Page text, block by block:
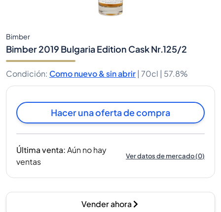
Bimber
Bimber 2019 Bulgaria Edition Cask Nr.125/2
Condición: Como nuevo & sin abrir | 70cl | 57.8%
Hacer una oferta de compra
Última venta:Aún no hay
ventas
Ver datos de mercado(0)
Vender ahora